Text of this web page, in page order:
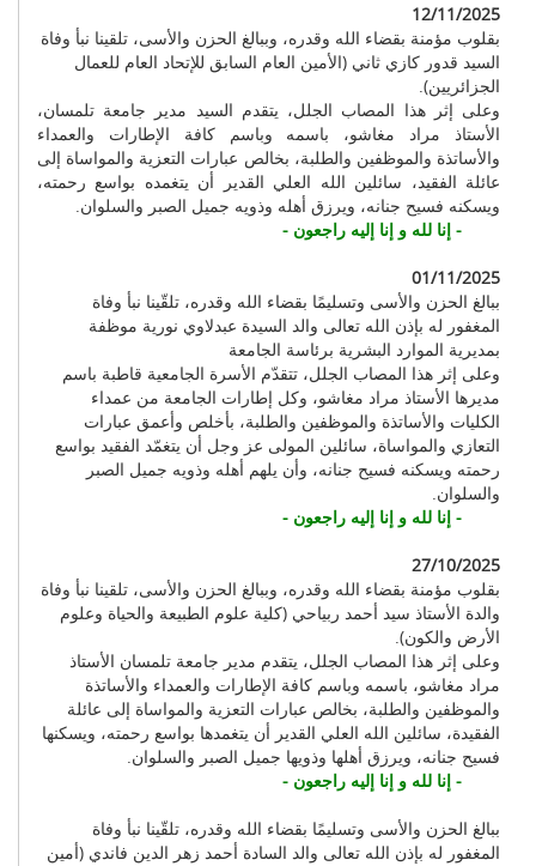
12/11/2025
بقلوب مؤمنة بقضاء الله وقدره، وببالغ الحزن والأسى، تلقينا نبأ وفاة
السيد قدور كازي ثاني (الأمين العام السابق للإتحاد العام للعمال
الجزائريين).
وعلى إثر هذا المصاب الجلل، يتقدم السيد مدير جامعة تلمسان،
الأستاذ مراد مغاشو، باسمه وباسم كافة الإطارات والعمداء
والأساتذة والموظفين والطلبة، بخالص عبارات التعزية والمواساة إلى
عائلة الفقيد، سائلين الله العلي القدير أن يتغمده بواسع رحمته،
ويسكنه فسيح جنانه، ويرزق أهله وذويه جميل الصبر والسلوان.
- إنا لله و إنا إليه راجعون -
01/11/2025
ببالغ الحزن والأسى وتسليمًا بقضاء الله وقدره، تلقّينا نبأ وفاة
المغفور له بإذن الله تعالى والد السيدة عبدلاوي نورية موظفة
بمديرية الموارد البشرية برئاسة الجامعة
وعلى إثر هذا المصاب الجلل، تتقدّم الأسرة الجامعية قاطبة باسم
مديرها الأستاذ مراد مغاشو، وكل إطارات الجامعة من عمداء
الكليات والأساتذة والموظفين والطلبة، بأخلص وأعمق عبارات
التعازي والمواساة، سائلين المولى عز وجل أن يتغمّد الفقيد بواسع
رحمته ويسكنه فسيح جنانه، وأن يلهم أهله وذويه جميل الصبر
والسلوان.
- إنا لله و إنا إليه راجعون -
27/10/2025
بقلوب مؤمنة بقضاء الله وقدره، وببالغ الحزن والأسى، تلقينا نبأ وفاة
والدة الأستاذ سيد أحمد ربياحي (كلية علوم الطبيعة والحياة وعلوم
الأرض والكون).
وعلى إثر هذا المصاب الجلل، يتقدم مدير جامعة تلمسان الأستاذ
مراد مغاشو، باسمه وباسم كافة الإطارات والعمداء والأساتذة
والموظفين والطلبة، بخالص عبارات التعزية والمواساة إلى عائلة
الفقيدة، سائلين الله العلي القدير أن يتغمدها بواسع رحمته، ويسكنها
فسيح جنانه، ويرزق أهلها وذويها جميل الصبر والسلوان.
- إنا لله و إنا إليه راجعون -
ببالغ الحزن والأسى وتسليمًا بقضاء الله وقدره، تلقّينا نبأ وفاة
المغفور له بإذن الله تعالى والد السادة أحمد زهر الدين فاندي (أمين